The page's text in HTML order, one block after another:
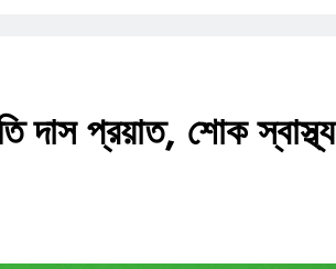
দাস প্রয়াত, শোক স্বাস্থ্য